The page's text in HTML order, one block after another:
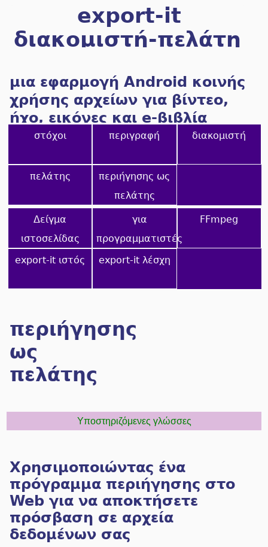
export-it
διακομιστή-πελάτη
μια εφαρμογή Android κοινής
χρήσης αρχείων για βίντεο,
ήχο, εικόνες και e-βιβλία
στόχοι περιγραφή διακομιστή
πελάτης
περιήγησης ως
πελάτης
Δείγμα
ιστοσελίδας
για
προγραμματιστές
FFmpeg
export-it ιστός export-it λέσχη
περιήγησης
ως
πελάτης
Υποστηριζόμενες γλώσσες
Χρησιμοποιώντας ένα
πρόγραμμα περιήγησης στο
Web για να αποκτήσετε
πρόσβαση σε αρχεία
δεδομένων σας